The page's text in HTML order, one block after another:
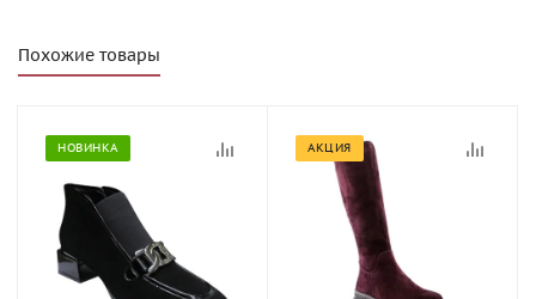
Похожие товары
НОВИНКА АКЦИЯ